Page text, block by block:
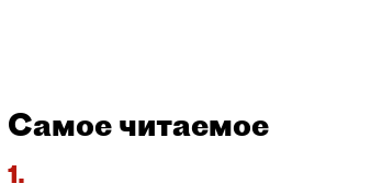
Самое читаемое
1.